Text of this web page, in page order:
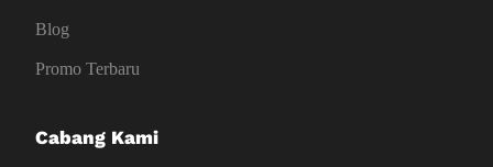
Blog
Promo Terbaru
Cabang Kami